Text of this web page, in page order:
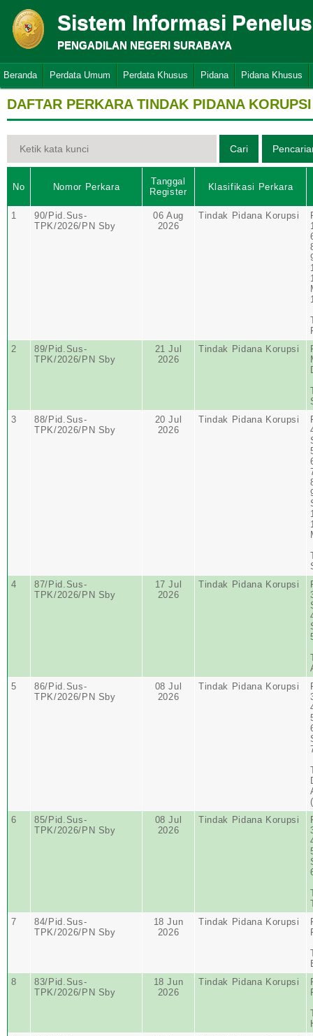
Sistem Informasi
PENGADILAN NEGERI SURABAYA
Beranda Perdata Umum Perdata Khusus Pidana Pidana Khusus
DAFTAR PERKARA TINDAK PIDANA KORUPSI
No Nomor Perkara
Tanggal
Register
Klasifikasi Perkara
1
90/Pid.Sus-
TPK/2026/PN Sby
06 Aug
2026
Tindak Pidana Korupsi
2
89/Pid.Sus-
TPK/2026/PN Sby
21 Jul
2026
Tindak Pidana Korupsi
3
88/Pid.Sus-
TPK/2026/PN Sby
20 Jul
2026
Tindak Pidana Korupsi
4
87/Pid.Sus-
TPK/2026/PN Sby
17 Jul
2026
Tindak Pidana Korupsi
5
86/Pid.Sus-
TPK/2026/PN Sby
08 Jul
2026
Tindak Pidana Korupsi
6
85/Pid.Sus-
TPK/2026/PN Sby
08 Jul
2026
Tindak Pidana Korupsi
7
84/Pid.Sus-
TPK/2026/PN Sby
18 Jun
2026
Tindak Pidana Korupsi
8
83/Pid.Sus-
TPK/2026/PN Sby
18 Jun
2026
Tindak Pidana Korupsi